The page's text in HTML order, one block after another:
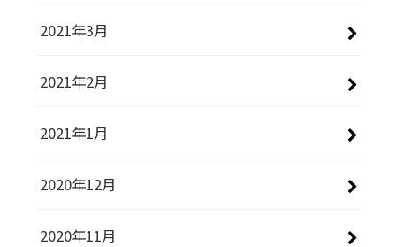
2021年3月
2021年2月
2021年1月
2020年12月
2020年11月